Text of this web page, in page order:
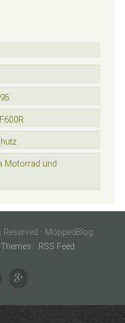
Motorrad und
· MoppedBlog
· RSS Feed